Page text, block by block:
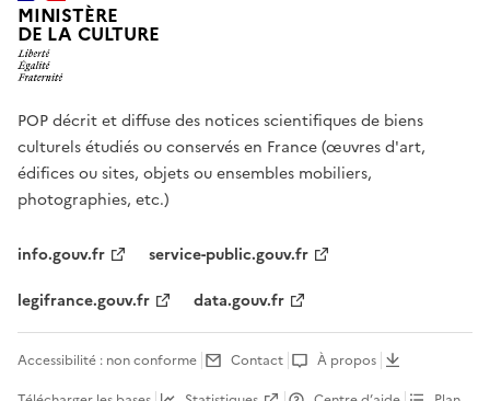
MINISTÈRE
DE LA CULTURE
POP décrit et diffuse des notices scientifiques de biens
culturels étudiés ou conservés en France (œuvres d'art,
édifices ou sites, objets ou ensembles mobiliers,
photographies, etc.)
info.gouv.fr
service-public.gouv.fr
legifrance.gouv.fr
data.gouv.fr
Accessibilité : non conforme Contact
À propos